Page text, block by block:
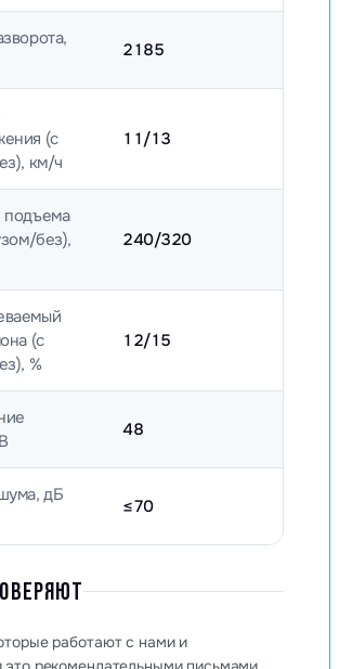
2185
(с
км/ч
11/13
подъема
без),
240/320
(с
%
12/15
48
дБ
≤70
работают с нами и